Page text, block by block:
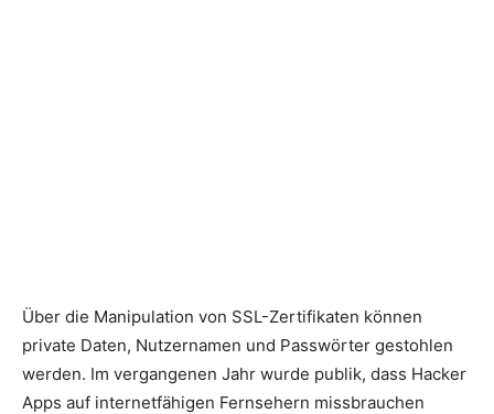
Über die Manipulation von SSL-Zertifikaten können
private Daten, Nutzernamen und Passwörter gestohlen
werden. Im vergangenen Jahr wurde publik, dass Hacker
Apps auf internetfähigen Fernsehern missbrauchen